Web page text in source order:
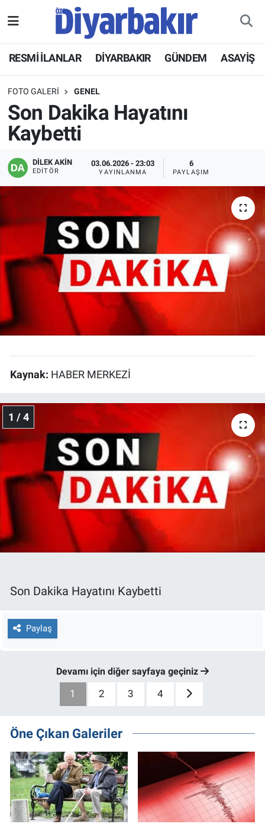
RESMİ İLANLAR DİYARBAKIR GÜNDEM ASAYİŞ
FOTO GALERI GENEL
Son Dakika Hayatını
Kaybetti
DİLEK AKİN
EDITÖR
03.06.2026 - 23:03
YAYINLANMA
6
PAYLAŞIM
Kaynak: HABER MERKEZİ
1 / 4
Son Dakika Hayatını Kaybetti
Paylaş
Devamı için diğer sayfaya geçiniz
1 2 3 4
Öne Çıkan Galeriler
ASAYİŞ
DİYARBAKIR
EKONOMİ
GÜNDEM
DÜNYA
KÜLTÜR SANAT
EĞİTİM
ÖZEL HABER
SAĞLIK
SPOR
TEKNOLOJİ
Hava Durumu
Namaz Vakitleri
Trafik Durumu
Süper Lig Puan Durumu ve Fikstür
Tüm Manşetler
Son Dakika Haberleri
Haber Arşivi